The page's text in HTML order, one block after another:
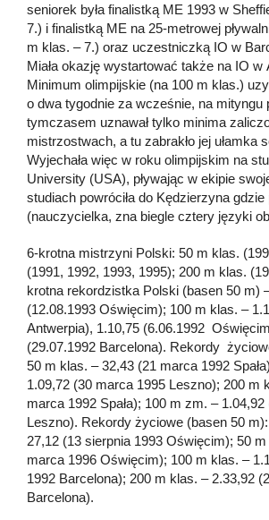
seniorek była finalistką ME 1993 w
7.) i finalistką ME na 25-metrowej
m klas. – 7.) oraz uczestniczką IO w
Miała okazję wystartować także na IO w
Minimum olimpijskie (na 100 m klas.)
o dwa tygodnie za wcześnie, na mityngu
tymczasem uznawał tylko minima
mistrzostwach, a tu zabrakło jej ułamka
Wyjechała więc w roku olimpijskim na
University (USA), pływając w ekipie
studiach powróciła do Kędzierzyna gdzie
(nauczycielka, zna biegle cztery języki
6-krotna mistrzyni Polski: 50 m klas.
(1991, 1992, 1993, 1995); 200 m klas.
krotna rekordzistka Polski (basen 50 m)
(12.08.1993 Oświęcim); 100 m klas. –
Antwerpia), 1.10,75 (6.06.1992
(29.07.1992 Barcelona). Rekordy
50 m klas. – 32,43 (21 marca 1992
1.09,72 (30 marca 1995 Leszno); 200 m
marca 1992 Spała); 100 m zm. –
Leszno). Rekordy życiowe (basen 50
27,12 (13 sierpnia 1993 Oświęcim); 50
marca 1996 Oświęcim); 100 m klas. –
1992 Barcelona); 200 m klas. – 2.33,92
Barcelona).